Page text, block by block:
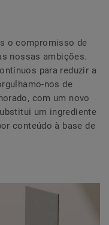
o compromisso de
nossas ambições.
para reduzir a
nos de
com um novo
um ingrediente
conteúdo à base de